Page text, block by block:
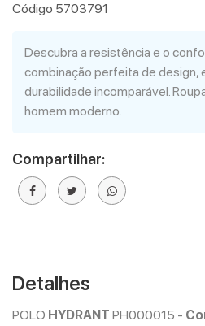
Código 5703791
Descubra a resistência e o
combinação perfeita de design,
durabilidade incomparável.
homem moderno.
Compartilhar:
Detalhes
POLO HYDRANT PH000015 -